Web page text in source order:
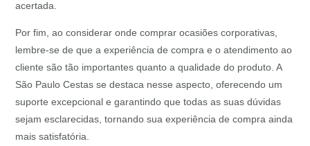
acertada.
Por fim, ao considerar onde comprar ocasiões corporativas,
lembre-se de que a experiência de compra e o atendimento ao
cliente são tão importantes quanto a qualidade do produto. A
São Paulo Cestas se destaca nesse aspecto, oferecendo um
suporte excepcional e garantindo que todas as suas dúvidas
sejam esclarecidas, tornando sua experiência de compra ainda
mais satisfatória.